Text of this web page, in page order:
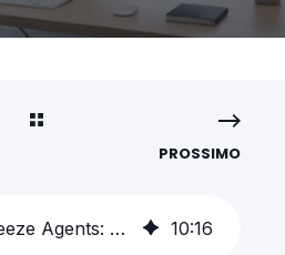
PROSSIMO
HubSpot Breeze Agents: cosa fanno davvero e quando usarli 10:16